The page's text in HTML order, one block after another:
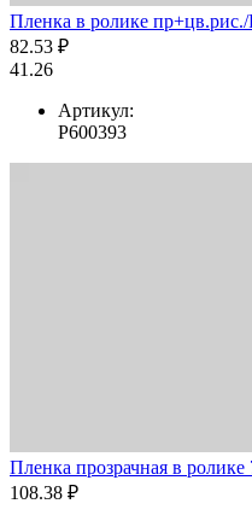
Пленка в ролике
82.53 ₽
41.26
Артикул:
Р600393
Пленка прозрачная в ролике
108.38 ₽